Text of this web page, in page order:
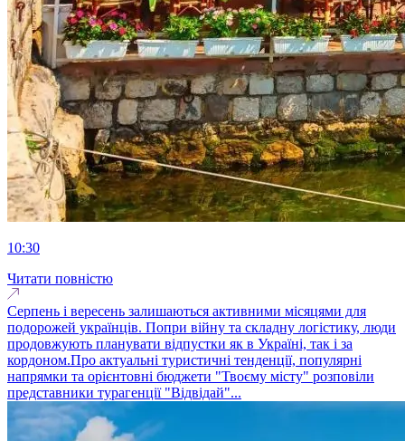
10:30
Читати повністю
Серпень і вересень залишаються активними місяцями для
подорожей українців. Попри війну та складну логістику, люди
продовжують планувати відпустки як в Україні, так і за
кордоном.Про актуальні туристичні тенденції, популярні
напрямки та орієнтовні бюджети "Твоєму місту" розповіли
представники турагенції "Відвідай"...